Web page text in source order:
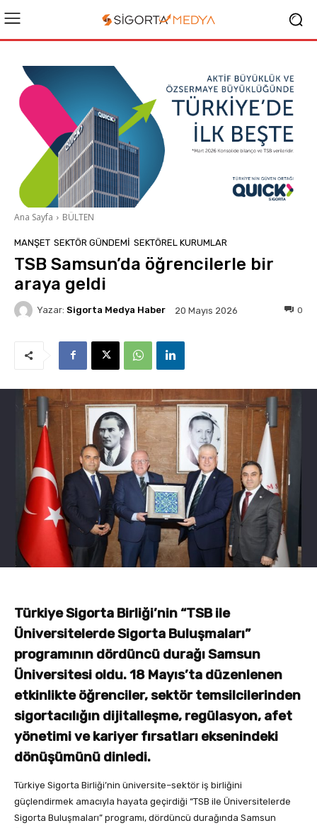
Ana Sayfa BÜLTEN
MANŞET SEKTÖR GÜNDEMİ SEKTÖREL KURUMLAR
TSB Samsun’da öğrencilerle bir
araya geldi
Yazar: Sigorta Medya Haber 20 Mayıs 2026 0
Türkiye Sigorta Birliği’nin “TSB ile
Üniversitelerde Sigorta Buluşmaları”
programının dördüncü durağı Samsun
Üniversitesi oldu. 18 Mayıs’ta düzenlenen
etkinlikte öğrenciler, sektör temsilcilerinden
sigortacılığın dijitalleşme, regülasyon, afet
yönetimi ve kariyer fırsatları eksenindeki
dönüşümünü dinledi.
Türkiye Sigorta Birliği’nin üniversite–sektör iş birliğini
güçlendirmek amacıyla hayata geçirdiği “TSB ile Üniversitelerde
Sigorta Buluşmaları” programı, dördüncü durağında Samsun